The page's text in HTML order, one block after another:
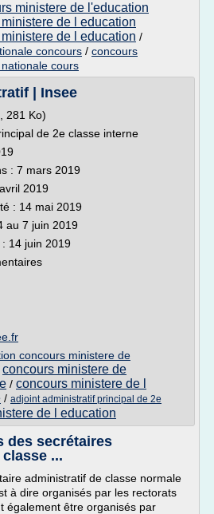
ministere de l'education
de l education
de l education /
concours / concours
cours
| Insee
281 Ko)
de 2e classe interne
: 7 mars 2019
2019
: 14 mai 2019
au 7 juin 2019
14 juin 2019
concours ministere de
concours ministere de
/ concours ministere de l
/ adjoint administratif principal de 2e
de l education
des secrétaires
...
administratif de classe normale
à dire organisés par les rectorats
également être organisés par